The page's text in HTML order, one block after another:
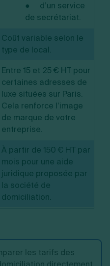
● d’un service
de secrétariat.
Coût variable selon le
type de local.
Entre 15 et 25 € HT pour
certaines adresses de
luxe situées sur Paris.
Cela renforce l’image
de marque de votre
entreprise.
À partir de 150 € HT par
mois pour une aide
juridique proposée par
la société de
domiciliation.
les tarifs des